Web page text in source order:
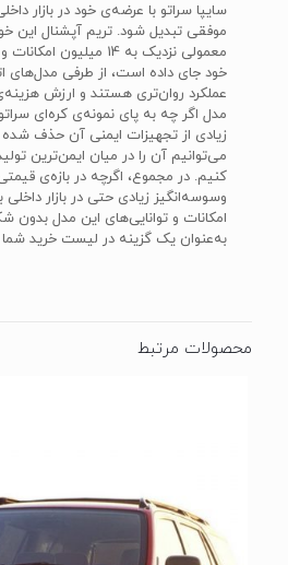
سایپا سراتو با عرضه‌ی خود در بازار
موفقی تبدیل شود. تریم آپشنال این
معمولی نزدیک به 14
خود جای داده است، از طرفی مدل‌های
عملکرد روان‌تری هستند و ارزش هزینه‌ی
مدل اگر چه به پای نمونه‌ی کره‌ای
زیادی از تجهیزات ایمنی آن حذف
می‌توانیم آن را در میان ایمن‌ترین
کنیم. در مجموع، اگرچه در بازه‌ی
وسوسه‌انگیز زیادی حتی در بازار
امکانات و توانایی‌های این مدل بدون
به‌عنوان یک گزینه در لیست خرید
محصولات مرتبط